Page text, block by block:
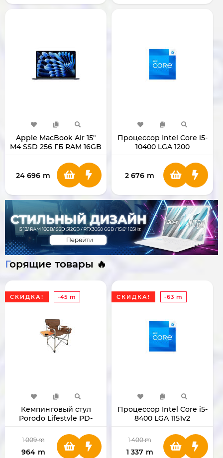
Apple MacBook Air 15"
M4 SSD 256 ГБ RAM 16GB
24 696 m
Процессор Intel Core i5-
10400 LGA 1200
2 676 m
Горящие товары 🔥
СКИДКА! -45 m
Кемпинговый стул
Porodo Lifestyle PD-
1 009 m
964 m
СКИДКА! -63 m
Процессор Intel Core i5-
8400 LGA 1151v2
1 400 m
1 337 m